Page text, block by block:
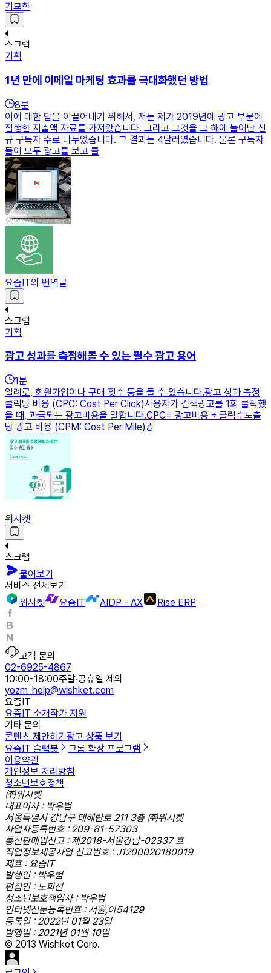
기묘한
스크랩
기획
1년 만에 이메일 마케팅 효과를 극대화했던 방법
8분
이에 대한 답을 이끌어내기 위해서, 저는 제가 2019년에 광고 부문에
집행한 지출액 자료를 가져왔습니다. 그리고 그것을 그 해에 늘어난 신
규 구독자 수로 나누었습니다. 그 결과는 4달러였습니다. 물론 구독자
들이 모두 광고를 보고 클
요즘IT의 번역글
스크랩
기획
광고 성과를 측정해볼 수 있는 필수 광고 용어
1분
일례로, 회원가입이나 구매 횟수 등을 들 수 있습니다.광고 성과 측정
클릭당 비용 (CPC: Cost Per Click)사용자가 검색광고를 1회 클릭했
을 때, 과금되는 광고비용을 말합니다.CPC= 광고비용 ÷ 클릭수노출
당 광고 비용 (CPM: Cost Per Mile)광
위시켓
스크랩
물어보기
서비스 전체보기
위시켓
요즘IT AIDP - AX Rise ERP
고객 문의
02-6925-4867
10:00-18:00주말·공휴일 제외
yozm_help@wishket.com
요즘IT
요즘IT 소개작가 지원
기타 문의
콘텐츠 제안하기 광고 상품 보기
요즘IT 슬랙봇
크롬 확장 프로그램
이용약관
개인정보 처리방침
청소년보호정책
㈜위시켓
대표이사 : 박우범
서울특별시 강남구 테헤란로 211 3층 ㈜위시켓
사업자등록번호 : 209-81-57303
통신판매업신고 : 제2018-서울강남-02337 호
직업정보제공사업 신고번호 : J1200020180019
제호 : 요즘IT
발행인 : 박우범
편집인 : 노희선
청소년보호책임자 : 박우범
인터넷신문등록번호 : 서울,아54129
등록일 : 2022년 01월 23일
발행일 : 2021년 01월 10일
© 2013 Wishket Corp.